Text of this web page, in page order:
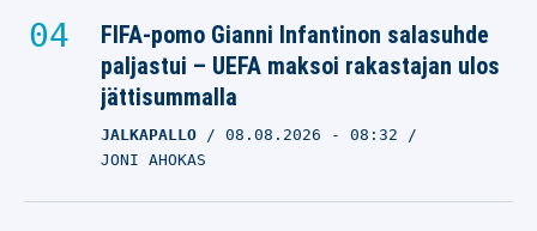
FIFA-pomo Gianni Infantinon salasuhde
paljastui – UEFA maksoi rakastajan ulos
jättisummalla
JALKAPALLO 08.08.2026 - 08:32
JONI AHOKAS